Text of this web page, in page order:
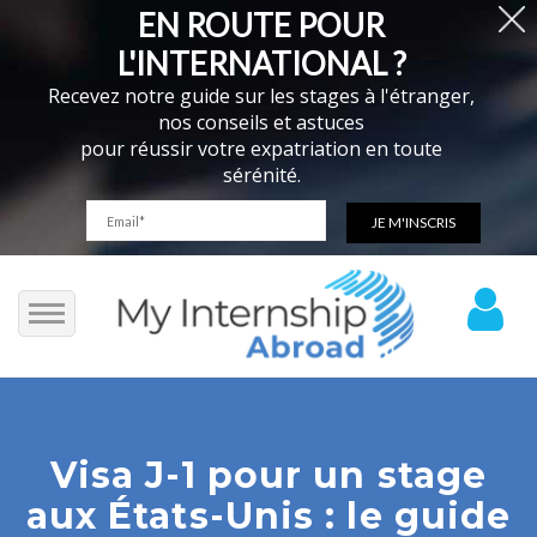
Toutes nos offres
Toutes nos offres
V.I.E.
Visa J-1 pour un stage
aux États-Unis : le guide
EN ROUTE POUR
L'INTERNATIONAL ?
Recevez notre guide sur les stages à l'étranger,
nos conseils et astuces
pour réussir votre expatriation en toute
sérénité.